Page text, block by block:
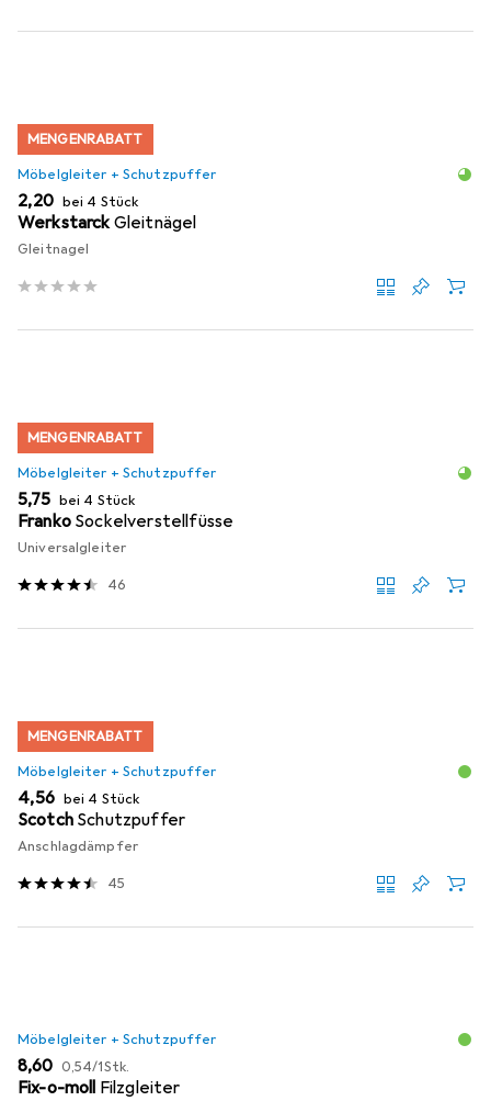
MENGENRABATT
Möbelgleiter + Schutzpuffer
EUR
2,20 bei 4 Stück
WerkstarckGleitnägel
Gleitnagel
MENGENRABATT
Möbelgleiter + Schutzpuffer
EUR
5,75 bei 4 Stück
Franko Sockelverstellfüsse
Universalgleiter
46
MENGENRABATT
Möbelgleiter + Schutzpuffer
EUR
4,56 bei 4 Stück
Scotch Schutzpuffer
Anschlagdämpfer
45
Möbelgleiter + Schutzpuffer
EUR
8,60 EUR
0,54/1Stk.
Fix-o-moll Filzgleiter